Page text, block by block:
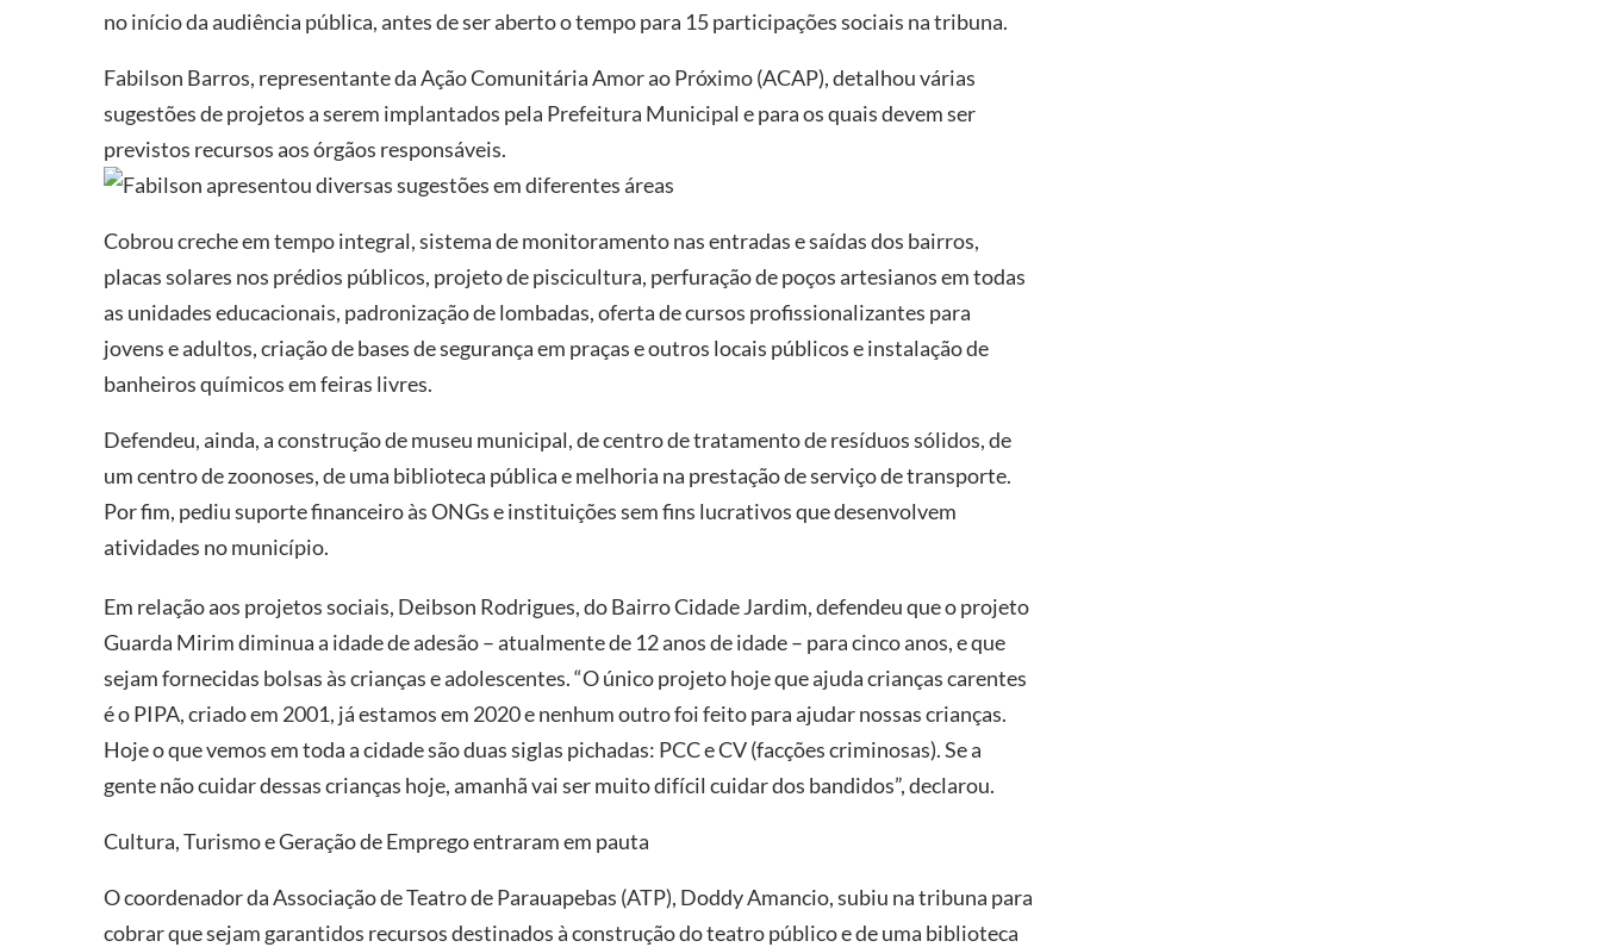
no início da audiência pública, antes de ser aberto o tempo para 15 participações sociais na tribuna.
Fabilson Barros, representante da Ação Comunitária Amor ao Próximo (ACAP), detalhou várias
sugestões de projetos a serem implantados pela Prefeitura Municipal e para os quais devem ser
previstos recursos aos órgãos responsáveis.
Fabilson apresentou diversas sugestões em diferentes áreas
Cobrou creche em tempo integral, sistema de monitoramento nas entradas e saídas dos bairros,
placas solares nos prédios públicos, projeto de piscicultura, perfuração de poços artesianos em todas
as unidades educacionais, padronização de lombadas, oferta de cursos profissionalizantes para
jovens e adultos, criação de bases de segurança em praças e outros locais públicos e instalação de
banheiros químicos em feiras livres.
Defendeu, ainda, a construção de museu municipal, de centro de tratamento de resíduos sólidos, de
um centro de zoonoses, de uma biblioteca pública e melhoria na prestação de serviço de transporte.
Por fim, pediu suporte financeiro às ONGs e instituições sem fins lucrativos que desenvolvem
atividades no município.
Em relação aos projetos sociais, Deibson Rodrigues, do Bairro Cidade Jardim, defendeu que o projeto
Guarda Mirim diminua a idade de adesão – atualmente de 12 anos de idade – para cinco anos, e que
sejam fornecidas bolsas às crianças e adolescentes. “O único projeto hoje que ajuda crianças carentes
é o PIPA, criado em 2001, já estamos em 2020 e nenhum outro foi feito para ajudar nossas crianças.
Hoje o que vemos em toda a cidade são duas siglas pichadas: PCC e CV (facções criminosas). Se a
gente não cuidar dessas crianças hoje, amanhã vai ser muito difícil cuidar dos bandidos”, declarou.
Cultura, Turismo e Geração de Emprego entraram em pauta
O coordenador da Associação de Teatro de Parauapebas (ATP), Doddy Amancio, subiu na tribuna para
cobrar que sejam garantidos recursos destinados à construção do teatro público e de uma biblioteca